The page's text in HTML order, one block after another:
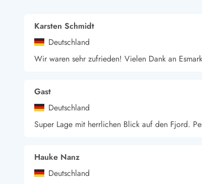
Karsten Schmidt
Deutschland
Wir waren sehr zufrieden! Vielen Dank an
Gast
Deutschland
Super Lage mit herrlichen Blick auf den Fjord.
Hauke Nanz
Deutschland